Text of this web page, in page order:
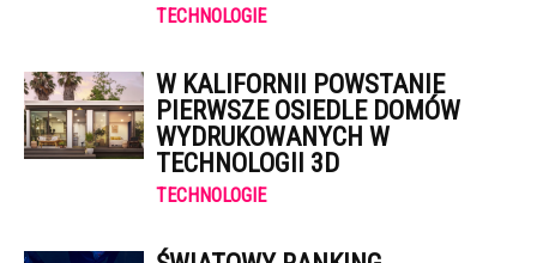
TECHNOLOGIE
W KALIFORNII POWSTANIE
PIERWSZE OSIEDLE DOMÓW
WYDRUKOWANYCH W
TECHNOLOGII 3D
TECHNOLOGIE